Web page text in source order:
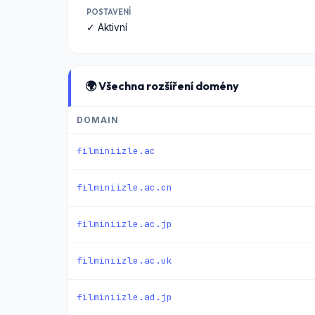
POSTAVENÍ
✓ Aktivní
🌍 Všechna rozšíření domény
DOMAIN
filminiizle.ac
filminiizle.ac.cn
filminiizle.ac.jp
filminiizle.ac.uk
filminiizle.ad.jp